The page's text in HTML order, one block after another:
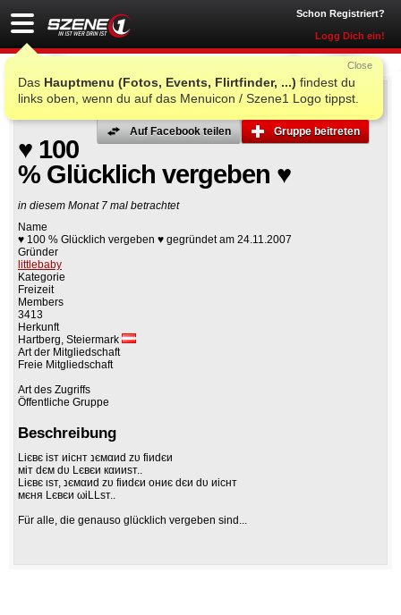
Schon Registriert?
Logg Dich ein!
Das Hauptmenu (Fotos, Events, Flirtfinder, ...) findest du
links oben, wenn du auf das Menuicon / Szene1 Logo tippst.
Close
Gruppe beitreten
Auf Facebook teilen
♥ 100
% Glücklich vergeben ♥
in diesem Monat 7 mal betrachtet
Name
♥ 100 % Glücklich vergeben ♥ gegründet am 24.11.2007
Gründer
littlebaby
Kategorie
Freizeit
Members
3413
Herkunft
Hartberg, Steiermark
Art der Mitgliedschaft
Freie Mitgliedschaft
Art des Zugriffs
Öffentliche Gruppe
Beschreibung
Liєвє iѕт иicнт נємαиd zυ fiиdєи
мiт dєм dυ Lєвєи кαииѕт..
Liєвє ιѕт, נємαиd zυ fiиdєи oниє dєи dυ иicнт
мєня Lєвєи ωiLLѕт..
Für alle, die genauso glücklich vergeben sind...